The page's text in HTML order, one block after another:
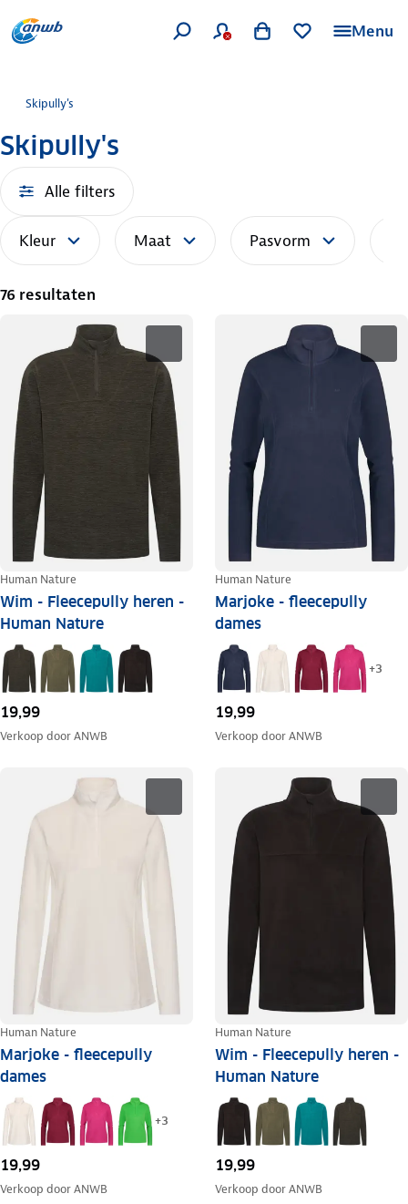
Menu
Skipully's
Skipully's
Alle filters
Kleur Maat Pasvorm
76 resultaten
Human Nature
Wim - Fleecepully heren -
Human Nature
19,99
Verkoop doorANWB
Human Nature
Marjoke - fleecepully
dames
+3
19,99
Verkoop doorANWB
Human Nature
Marjoke - fleecepully
dames
+3
19,99
Verkoop doorANWB
Human Nature
Wim - Fleecepully heren -
Human Nature
19,99
Verkoop doorANWB